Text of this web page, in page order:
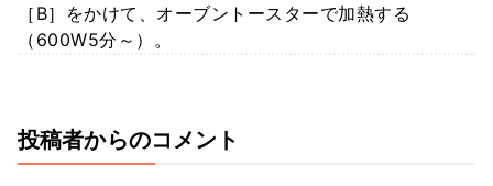
［B］をかけて、オーブントースターで加熱する
（600W5分～）。
投稿者からのコメント